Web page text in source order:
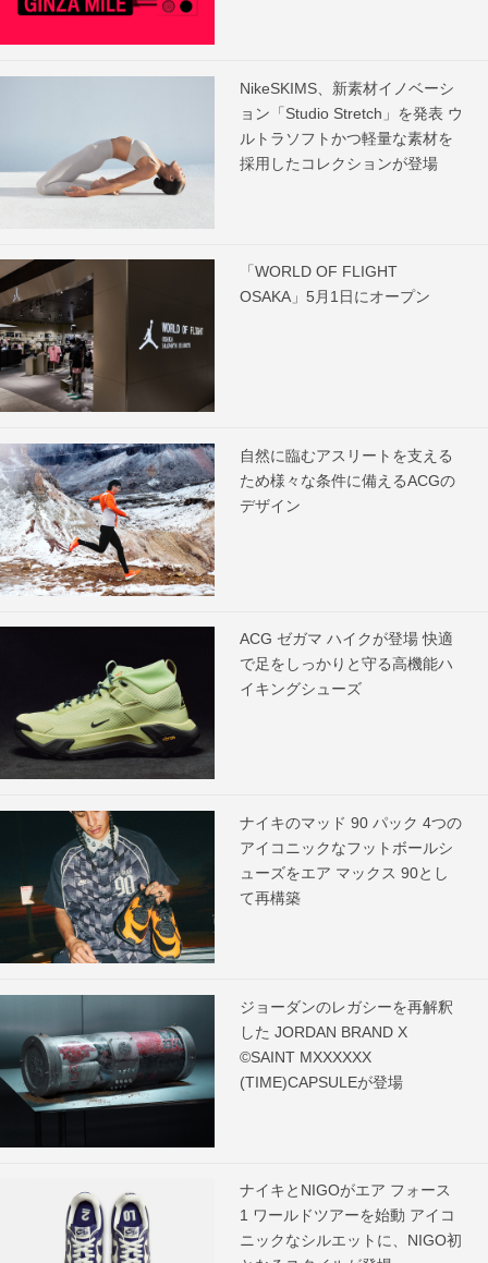
NikeSKIMS、新素材イノベーシ
ョン「Studio Stretch」を発表 ウ
ルトラソフトかつ軽量な素材を
採用したコレクションが登場
「WORLD OF FLIGHT
OSAKA」5月1日にオープン
自然に臨むアスリートを支える
ため様々な条件に備えるACGの
デザイン
ACG ゼガマ ハイクが登場 快適
で足をしっかりと守る高機能ハ
イキングシューズ
ナイキのマッド 90 パック 4つの
アイコニックなフットボールシ
ューズをエア マックス 90とし
て再構築
ジョーダンのレガシーを再解釈
した JORDAN BRAND X
©SAINT MXXXXXX
(TIME)CAPSULEが登場
ナイキとNIGOがエア フォース
1 ワールドツアーを始動 アイコ
ニックなシルエットに、NIGO初